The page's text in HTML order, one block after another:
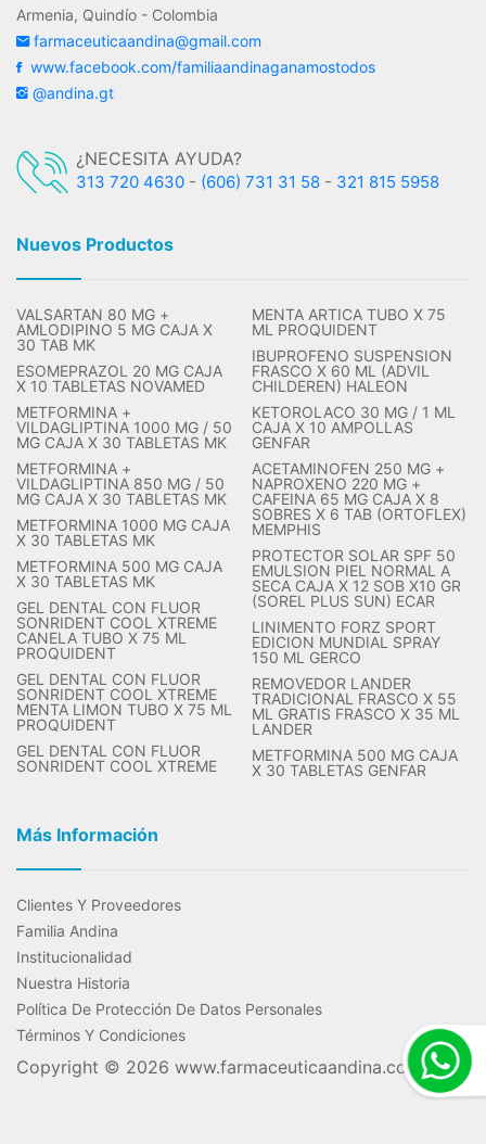
Armenia, Quindío - Colombia
farmaceuticaandina@gmail.com
www.facebook.com/familiaandinaganamostodos
@andina.gt
¿NECESITA AYUDA?
313 720 4630 - (606) 731 31 58 - 321 815 5958
Nuevos Productos
VALSARTAN 80 MG +
AMLODIPINO 5 MG CAJA X
30 TAB MK
ESOMEPRAZOL 20 MG CAJA
X 10 TABLETAS NOVAMED
METFORMINA +
VILDAGLIPTINA 1000 MG / 50
MG CAJA X 30 TABLETAS MK
METFORMINA +
VILDAGLIPTINA 850 MG / 50
MG CAJA X 30 TABLETAS MK
METFORMINA 1000 MG CAJA
X 30 TABLETAS MK
METFORMINA 500 MG CAJA
X 30 TABLETAS MK
GEL DENTAL CON FLUOR
SONRIDENT COOL XTREME
CANELA TUBO X 75 ML
PROQUIDENT
GEL DENTAL CON FLUOR
SONRIDENT COOL XTREME
MENTA LIMON TUBO X 75 ML
PROQUIDENT
GEL DENTAL CON FLUOR
SONRIDENT COOL XTREME
MENTA ARTICA TUBO X 75
ML PROQUIDENT
IBUPROFENO SUSPENSION
FRASCO X 60 ML (ADVIL
CHILDEREN) HALEON
KETOROLACO 30 MG / 1 ML
CAJA X 10 AMPOLLAS
GENFAR
ACETAMINOFEN 250 MG +
NAPROXENO 220 MG +
CAFEINA 65 MG CAJA X 8
SOBRES X 6 TAB (ORTOFLEX)
MEMPHIS
PROTECTOR SOLAR SPF 50
EMULSION PIEL NORMAL A
SECA CAJA X 12 SOB X10 GR
(SOREL PLUS SUN) ECAR
LINIMENTO FORZ SPORT
EDICION MUNDIAL SPRAY
150 ML GERCO
REMOVEDOR LANDER
TRADICIONAL FRASCO X 55
ML GRATIS FRASCO X 35 ML
LANDER
METFORMINA 500 MG CAJA
X 30 TABLETAS GENFAR
Más Información
Clientes Y Proveedores
Familia Andina
Institucionalidad
Nuestra Historia
Política De Protección De Datos Personales
Términos Y Condiciones
Copyright © 2026 www.farmaceuticaandina.com